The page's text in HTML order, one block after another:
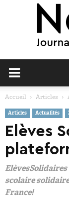
Accueil Articles
Articles Actualités
Elèves
scolaire
France!